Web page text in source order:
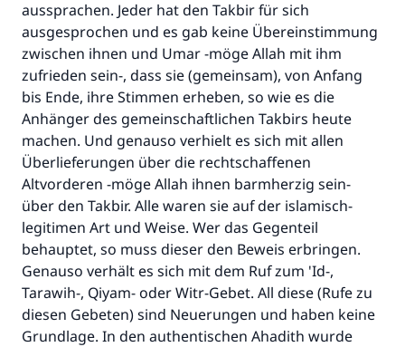
aussprachen. Jeder hat den Takbir für sich
ausgesprochen und es gab keine Übereinstimmung
zwischen ihnen und Umar -möge Allah mit ihm
zufrieden sein-, dass sie (gemeinsam), von Anfang
bis Ende, ihre Stimmen erheben, so wie es die
Anhänger des gemeinschaftlichen Takbirs heute
machen. Und genauso verhielt es sich mit allen
Überlieferungen über die rechtschaffenen
Altvorderen -möge Allah ihnen barmherzig sein-
über den Takbir. Alle waren sie auf der islamisch-
legitimen Art und Weise. Wer das Gegenteil
behauptet, so muss dieser den Beweis erbringen.
Genauso verhält es sich mit dem Ruf zum 'Id-,
Tarawih-, Qiyam- oder Witr-Gebet. All diese (Rufe zu
diesen Gebeten) sind Neuerungen und haben keine
Grundlage. In den authentischen Ahadith wurde